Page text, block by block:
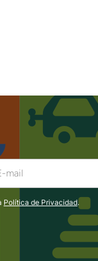
Política de Privacidad.